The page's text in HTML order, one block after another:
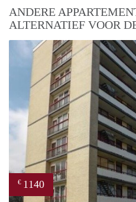
ANDERE
ALTERNATIEF VOOR
€ 1140